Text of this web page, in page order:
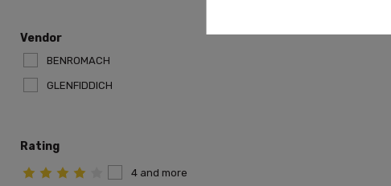
Vendor
BENROMACH
GLENFIDDICH
Rating
4 and more